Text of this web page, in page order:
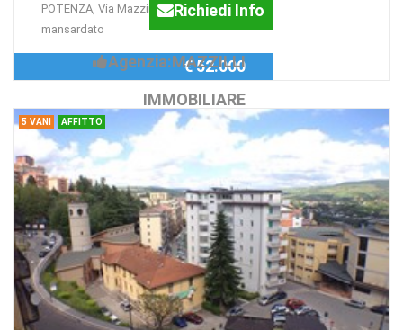
POTENZA, Via Mazzini -Appartamento
mansardato
Richiedi Info
Agenzia:MAZZILLI
IMMOBILIARE
€ 52.000
5 VANI AFFITTO